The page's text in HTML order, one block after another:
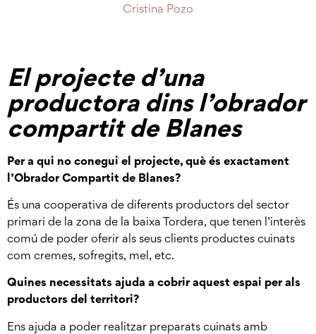
Cristina Pozo
El projecte d’una
productora dins l’obrador
compartit de Blanes
Per a qui no conegui el projecte, què és exactament
l’Obrador Compartit de Blanes?
És una cooperativa de diferents productors del sector
primari de la zona de la baixa Tordera, que tenen l’interès
comú de poder oferir als seus clients productes cuinats
com cremes, sofregits, mel, etc.
Quines necessitats ajuda a cobrir aquest espai per als
productors del territori?
Ens ajuda a poder realitzar preparats cuinats amb